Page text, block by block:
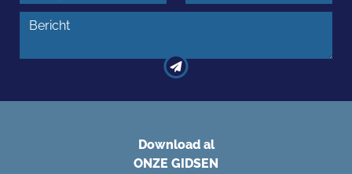
Download al
ONZE GIDSEN